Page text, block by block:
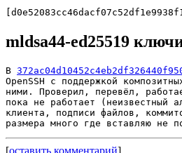
mldsa44-ed25519
В
OpenSSH с поддержкой
ними. Проверил, перевёл,
пока не работает (неизвестный
клиента, подписи файлов,
[оставить комментарий]